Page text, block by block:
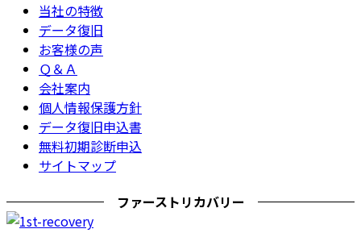
当社の特徴
データ復旧
お客様の声
Ｑ＆Ａ
会社案内
個人情報保護方針
データ復旧申込書
無料初期診断申込
サイトマップ
ファーストリカバリー